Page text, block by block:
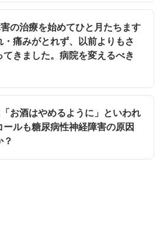
の治療を始めてひと月たちます
・痛みがとれず、以前よりもさ
てきました。病院を変えるべき
お酒はやめるように」といわれ
ールも糖尿病性神経障害の原因
？